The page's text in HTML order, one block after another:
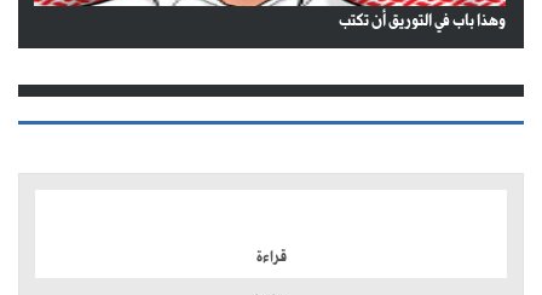
وهذا باب في التوريق أن تكتب
قراءة